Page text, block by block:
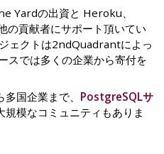
Yardの出資と Heroku、
貢献者にサポート頂いてい
ェクトは2ndQuadrantによっ
スでは多くの企業から寄付を
国企業まで、 PostgreSQLサ
規模なコミュニティもありま